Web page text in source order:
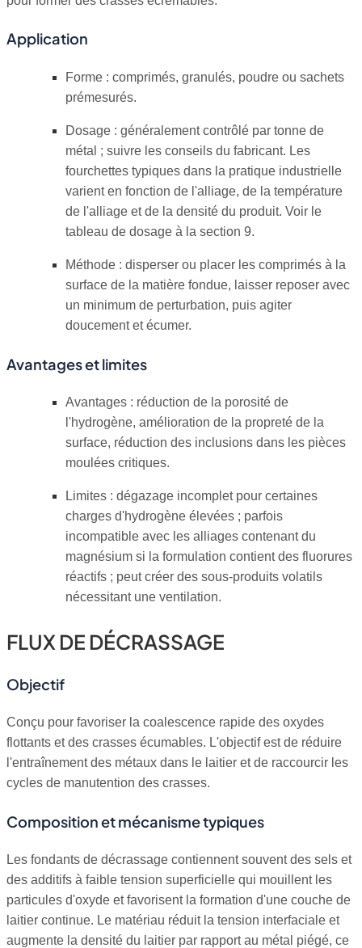
Application
Forme : comprimés, granulés, poudre ou sachets
prémesurés.
Dosage : généralement contrôlé par tonne de
métal ; suivre les conseils du fabricant. Les
fourchettes typiques dans la pratique industrielle
varient en fonction de l'alliage, de la température
de l'alliage et de la densité du produit. Voir le
tableau de dosage à la section 9.
Méthode : disperser ou placer les comprimés à la
surface de la matière fondue, laisser reposer avec
un minimum de perturbation, puis agiter
doucement et écumer.
Avantages et limites
Avantages : réduction de la porosité de
l'hydrogène, amélioration de la propreté de la
surface, réduction des inclusions dans les pièces
moulées critiques.
Limites : dégazage incomplet pour certaines
charges d'hydrogène élevées ; parfois
incompatible avec les alliages contenant du
magnésium si la formulation contient des fluorures
réactifs ; peut créer des sous-produits volatils
nécessitant une ventilation.
FLUX DE DÉCRASSAGE
Objectif
Conçu pour favoriser la coalescence rapide des oxydes
flottants et des crasses écumables. L'objectif est de réduire
l'entraînement des métaux dans le laitier et de raccourcir les
cycles de manutention des crasses.
Composition et mécanisme typiques
Les fondants de décrassage contiennent souvent des sels et
des additifs à faible tension superficielle qui mouillent les
particules d'oxyde et favorisent la formation d'une couche de
laitier continue. Le matériau réduit la tension interfaciale et
augmente la densité du laitier par rapport au métal piégé, ce